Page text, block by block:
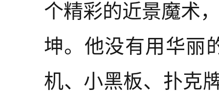
个精彩的近景魔术
坤。他没有用华
机、小黑板、扑克